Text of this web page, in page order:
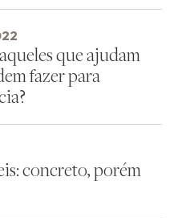
que ajudam
fazer para
concreto, porém